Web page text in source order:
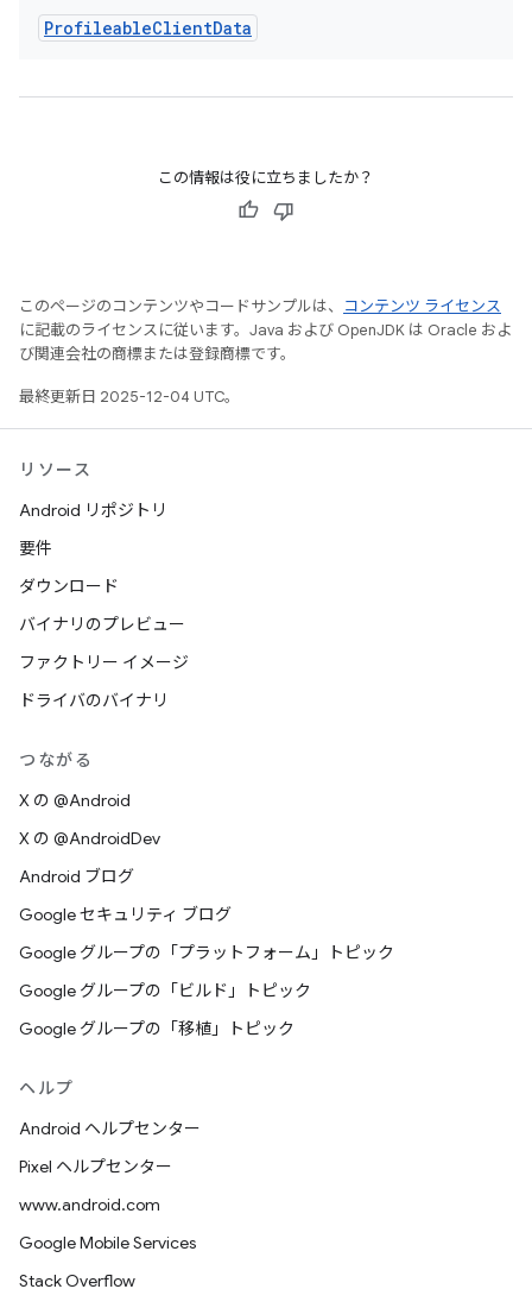
ProfileableClientData
この情報は役に立ちましたか？
このページのコンテンツやコードサンプルは、
コンテンツ ライセンス
に記載のライセンスに従います。Java および OpenJDK は Oracle およ
び関連会社の商標または登録商標です。
最終更新日 2025-12-04 UTC。
リソース
Android リポジトリ
要件
ダウンロード
バイナリのプレビュー
ファクトリー イメージ
ドライバのバイナリ
つながる
X の @Android
X の @AndroidDev
Android ブログ
Google セキュリティ ブログ
Google グループの「プラットフォーム」トピック
Google グループの「ビルド」トピック
Google グループの「移植」トピック
ヘルプ
Android ヘルプセンター
Pixel ヘルプセンター
www.android.com
Google Mobile Services
Stack Overflow